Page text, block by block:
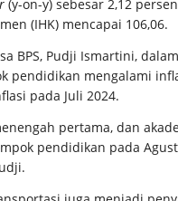
(y-on-y) sebesar 2,12
(IHK) mencapai 106,06.
BPS, Pudji Ismartini,
pendidikan mengalami
pada Juli 2024.
pertama, dan
pendidikan pada